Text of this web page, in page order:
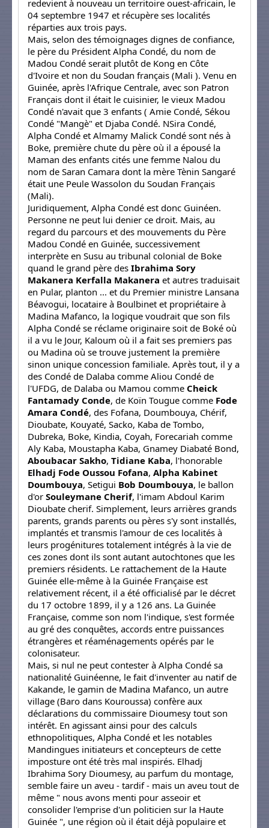
redevient à nouveau un territoire ouest-africain, le
04 septembre 1947 et récupère ses localités
réparties aux trois pays.
Mais, selon des témoignages dignes de confiance,
le père du Président Alpha Condé, du nom de
Madou Condé serait plutôt de Kong en Côte
d'Ivoire et non du Soudan français (Mali ). Venu en
Guinée, après l'Afrique Centrale, avec son Patron
Français dont il était le cuisinier, le vieux Madou
Condé n'avait que 3 enfants ( Amie Condé, Sékou
Condé "Mangè" et Djaba Condé. NSira Condé,
Alpha Condé et Almamy Malick Condé sont nés à
Boke, première chute du père où il a épousé la
Maman des enfants cités une femme Nalou du
nom de Saran Camara dont la mère Tènin Sangaré
était une Peule Wassolon du Soudan Français
(Mali).
Juridiquement, Alpha Condé est donc Guinéen.
Personne ne peut lui denier ce droit. Mais, au
regard du parcours et des mouvements du Père
Madou Condé en Guinée, successivement
interprète en Susu au tribunal colonial de Boke
quand le grand père des Ibrahima Sory
Makanera Kerfalla Makanera et autres traduisait
en Pular, planton ... et du Premier ministre Lansana
Béavogui, locataire à Boulbinet et propriétaire à
Madina Mafanco, la logique voudrait que son fils
Alpha Condé se réclame originaire soit de Boké où
il a vu le Jour, Kaloum où il a fait ses premiers pas
ou Madina où se trouve justement la première
sinon unique concession familiale. Après tout, il y a
des Condé de Dalaba comme Aliou Condé de
l'UFDG, de Dalaba ou Mamou comme Cheick
Fantamady Conde, de Koïn Tougue comme Fode
Amara Condé, des Fofana, Doumbouya, Chérif,
Dioubate, Kouyaté, Sacko, Kaba de Tombo,
Dubreka, Boke, Kindia, Coyah, Forecariah comme
Aly Kaba, Moustapha Kaba, Gnamey Diabaté Bond,
Aboubacar Sakho, Tidiane Kaba, l'honorable
Elhadj Fode Oussou Fofana, Alpha Kabinet
Doumbouya, Setigui Bob Doumbouya, le ballon
d'or Souleymane Cherif, l'imam Abdoul Karim
Dioubate cherif. Simplement, leurs arrières grands
parents, grands parents ou pères s'y sont installés,
implantés et transmis l'amour de ces localités à
leurs progénitures totalement intégrés à la vie de
ces zones dont ils sont autant autochtones que les
premiers résidents. Le rattachement de la Haute
Guinée elle-même à la Guinée Française est
relativement récent, il a été officialisé par le décret
du 17 octobre 1899, il y a 126 ans. La Guinée
Française, comme son nom l'indique, s'est formée
au gré des conquêtes, accords entre puissances
étrangères et réaménagements opérés par le
colonisateur.
Mais, si nul ne peut contester à Alpha Condé sa
nationalité Guinéenne, le fait d'inventer au natif de
Kakande, le gamin de Madina Mafanco, un autre
village (Baro dans Kouroussa) confère aux
déclarations du commissaire Dioumesy tout son
intérêt. En agissant ainsi pour des calculs
ethnopolitiques, Alpha Condé et les notables
Mandingues initiateurs et concepteurs de cette
imposture ont été très mal inspirés. Elhadj
Ibrahima Sory Dioumesy, au parfum du montage,
semble faire un aveu - tardif - mais un aveu tout de
même " nous avons menti pour asseoir et
consolider l'emprise d'un politicien sur la Haute
Guinée ", une région où il était déjà populaire et